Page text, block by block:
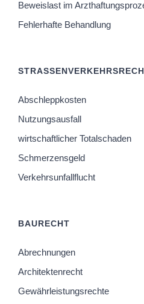
Beweislast im
Fehlerhafte Behandlung
STRASSENVERKEHRSRECHT
Abschleppkosten
Nutzungsausfall
wirtschaftlicher Totalschaden
Schmerzensgeld
Verkehrsunfallflucht
BAURECHT
Abrechnungen
Architektenrecht
Gewährleistungsrechte